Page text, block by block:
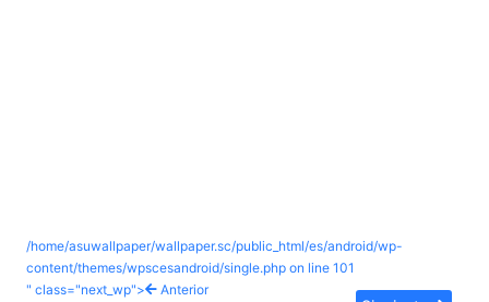
/home/asuwallpaper/wallpaper.sc/public_html/es/android/wp-
content/themes/wpscesandroid/single.php on line 101
" class="next_wp">
Anterior